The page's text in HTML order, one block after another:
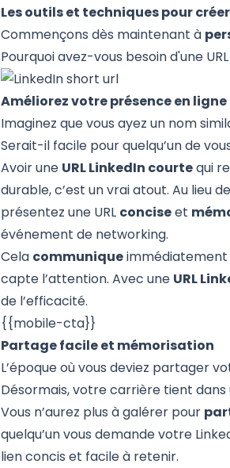
Les outils et techniques pour
Commençons dès maintenant à
Pourquoi avez-vous besoin d'une
Améliorez votre présence en ligne
Imaginez que vous ayez un nom
Serait-il facile pour quelqu’un de
Avoir une URL LinkedIn courtequi
durable, c’est un vrai atout. Au lieu
présentez une URL conciseet
événement de networking.
Cela communique
capte l’attention. Avec une URL
de l’efficacité.
{{mobile-cta}}
Partage facile et mémorisation
L’époque où vous deviez partager
Désormais, votre carrière tient dans
Vous n’aurez plus à galérer pour
quelqu’un vous demande votre
lien concis et facile à retenir.